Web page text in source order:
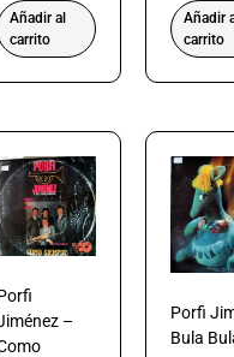
Añadir al
carrito
Añadir
carrito
–
Porfi
Bula